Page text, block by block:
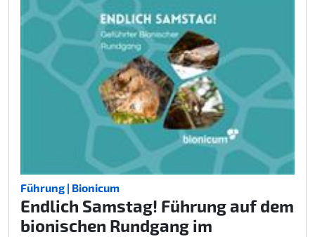
Führung | Bionicum
Endlich Samstag! Führung auf dem
bionischen Rundgang im